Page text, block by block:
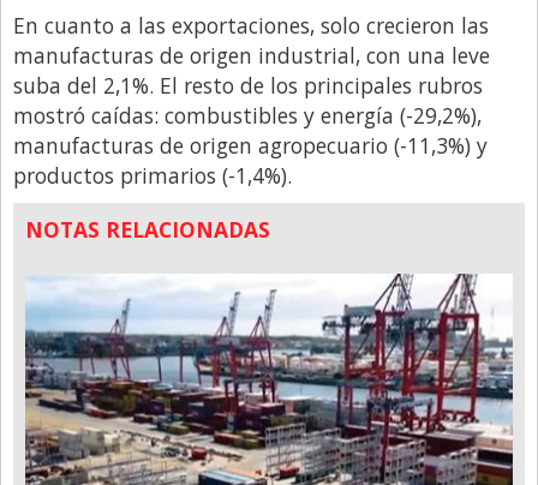
Sociedad
Tecnología
Tendencias
Viajes
En cuanto a las exportaciones, solo crecieron las
manufacturas de origen industrial, con una leve
suba del 2,1%. El resto de los principales rubros
mostró caídas: combustibles y energía (-29,2%),
manufacturas de origen agropecuario (-11,3%) y
productos primarios (-1,4%).
NOTAS RELACIONADAS